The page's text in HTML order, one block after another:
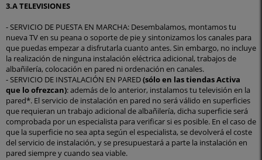
3.A TELEVISIONES
- SERVICIO DE PUESTA EN MARCHA: Desembalamos, montamos tu
nueva TV en su peana o soporte de pie y sintonizamos los canales para
que puedas empezar a disfrutarla cuanto antes. Sin embargo, no incluye
la realización de ninguna instalación eléctrica adicional, trabajos de
albañilería, colocación en pared ni ordenación en canales.
- SERVICIO DE INSTALACIÓN EN PARED(sólo en las tiendas Activa
que lo ofrezcan): además de lo anterior, instalamos tu televisión en la
pared*. El servicio de instalación en pared no será válido en superficies
que requieran un trabajo adicional de albañilería, dicha superficie será
comprobada por un especialista para verificar si es posible. En el caso de
que la superficie no sea apta según el especialista, se devolverá el coste
del servicio de instalación, y se presupuestará a parte la instalación en
pared siempre y cuando sea viable.